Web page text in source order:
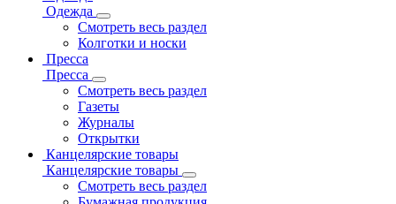
Одежда
Смотреть весь раздел
Колготки и носки
Пресса
Пресса
Смотреть весь раздел
Газеты
Журналы
Открытки
Канцелярские товары
Канцелярские товары
Смотреть весь раздел